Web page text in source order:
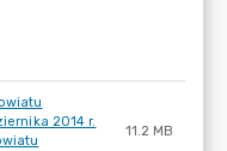
2014 r.
11.2 MB